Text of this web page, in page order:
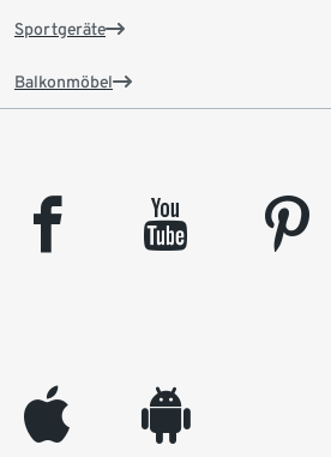
Sportgeräte
Balkonmöbel
facebook youtube pinterest
appleinc android